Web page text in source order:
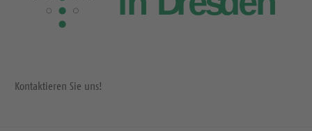
Kontaktieren Sie uns!